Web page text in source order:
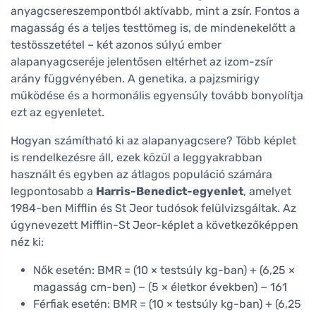
anyagcsereszempontból aktívabb, mint a zsír. Fontos a
magasság és a teljes testtömeg is, de mindenekelőtt a
testösszetétel – két azonos súlyú ember
alapanyagcseréje jelentősen eltérhet az izom-zsír
arány függvényében. A genetika, a pajzsmirigy
működése és a hormonális egyensúly tovább bonyolítja
ezt az egyenletet.
Hogyan számítható ki az alapanyagcsere? Több képlet
is rendelkezésre áll, ezek közül a leggyakrabban
használt és egyben az átlagos populáció számára
legpontosabb a Harris-Benedict-egyenlet, amelyet
1984-ben Mifflin és St Jeor tudósok felülvizsgáltak. Az
úgynevezett Mifflin-St Jeor-képlet a következőképpen
néz ki:
Nők esetén: BMR = (10 × testsúly kg-ban) + (6,25 ×
magasság cm-ben) − (5 × életkor években) − 161
Férfiak esetén: BMR = (10 × testsúly kg-ban) + (6,25